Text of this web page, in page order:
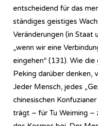
entscheidend für das
ständiges geistiges
Veränderungen (in Staat
„wenn wir eine
eingehen“ (131). Wie
Peking darüber denken,
Jeder Mensch, jedes
chinesischen
trägt – für Tu Weiming –